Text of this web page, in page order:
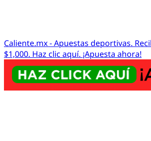
Caliente.mx - Apuestas deportivas.
$1,000. Haz clic aquí. ¡Apuesta ahora!